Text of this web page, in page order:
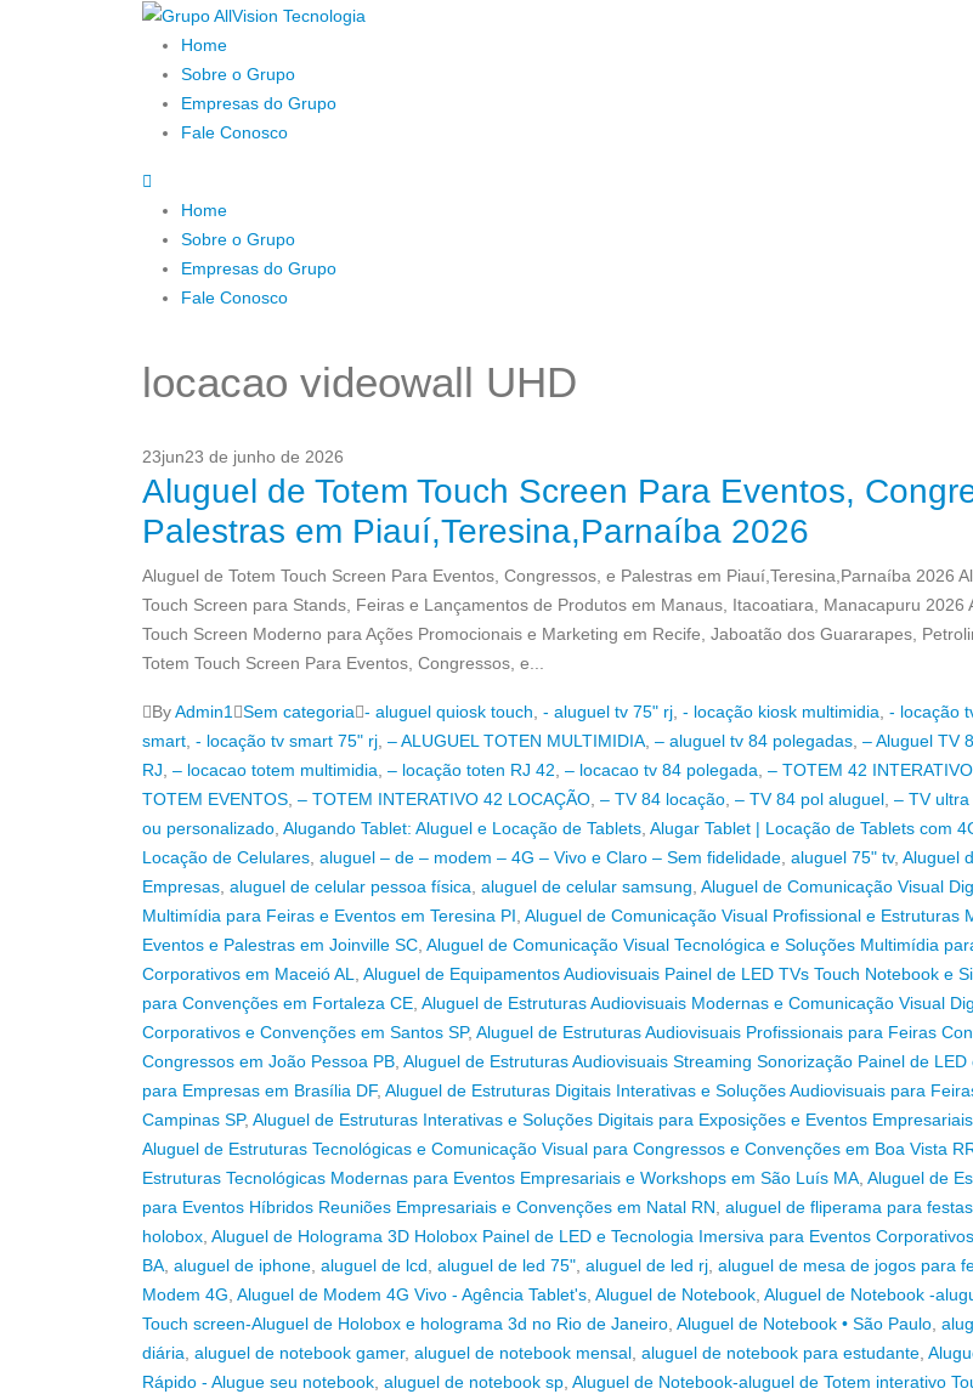
Home
Sobre o Grupo
Empresas do Grupo
Fale Conosco
Home
Sobre o Grupo
Empresas do Grupo
Fale Conosco
locacao videowall UHD
23jun23 de junho de 2026
Aluguel de Totem Touch Screen Para Eventos,
Palestras em Piauí,Teresina,Parnaíba 2026
Aluguel de Totem Touch Screen Para Eventos, Congressos, e Palestras em Piauí,Teresina,Parnaíba 2026
Touch Screen para Stands, Feiras e Lançamentos de Produtos em Manaus, Itacoatiara, Manacapuru 2026
Touch Screen Moderno para Ações Promocionais e Marketing em Recife, Jaboatão dos Guararapes,
Totem Touch Screen Para Eventos, Congressos, e...
ByAdmin1 Sem categoria - aluguel quiosk touch, - aluguel tv 75" rj, - locação kiosk multimidia, - locação
smart, - locação tv smart 75" rj, – ALUGUEL TOTEN MULTIMIDIA, – aluguel tv 84 polegadas, – Aluguel TV
RJ, – locacao totem multimidia, – locação toten RJ 42, – locacao tv 84 polegada, – TOTEM 42
TOTEM EVENTOS, – TOTEM INTERATIVO 42 LOCAÇÃO, – TV 84 locação, – TV 84 pol aluguel, – TV
ou personalizado, Alugando Tablet: Aluguel e Locação de Tablets, Alugar Tablet | Locação de Tablets com
Locação de Celulares, aluguel – de – modem – 4G – Vivo e Claro – Sem fidelidade, aluguel 75" tv, Aluguel
Empresas, aluguel de celular pessoa física, aluguel de celular samsung, Aluguel de Comunicação Visual
Multimídia para Feiras e Eventos em Teresina PI, Aluguel de Comunicação Visual Profissional e Estruturas
Eventos e Palestras em Joinville SC, Aluguel de Comunicação Visual Tecnológica e Soluções Multimídia
Corporativos em Maceió AL, Aluguel de Equipamentos Audiovisuais Painel de LED TVs Touch Notebook e
para Convenções em Fortaleza CE, Aluguel de Estruturas Audiovisuais Modernas e Comunicação Visual
Corporativos e Convenções em Santos SP, Aluguel de Estruturas Audiovisuais Profissionais para Feiras
Congressos em João Pessoa PB, Aluguel de Estruturas Audiovisuais Streaming Sonorização Painel de
para Empresas em Brasília DF, Aluguel de Estruturas Digitais Interativas e Soluções Audiovisuais para
Campinas SP, Aluguel de Estruturas Interativas e Soluções Digitais para Exposições e Eventos
Aluguel de Estruturas Tecnológicas e Comunicação Visual para Congressos e Convenções em Boa Vista
Estruturas Tecnológicas Modernas para Eventos Empresariais e Workshops em São Luís MA, Aluguel de
para Eventos Híbridos Reuniões Empresariais e Convenções em Natal RN, aluguel de fliperama para
holobox, Aluguel de Holograma 3D Holobox Painel de LED e Tecnologia Imersiva para Eventos
BA, aluguel de iphone, aluguel de lcd, aluguel de led 75", aluguel de led rj, aluguel de mesa de jogos para
Modem 4G, Aluguel de Modem 4G Vivo - Agência Tablet's, Aluguel de Notebook, Aluguel de Notebook -
Touch screen-Aluguel de Holobox e holograma 3d no Rio de Janeiro, Aluguel de Notebook • São Paulo,
diária, aluguel de notebook gamer, aluguel de notebook mensal, aluguel de notebook para estudante,
Rápido - Alugue seu notebook, aluguel de notebook sp, Aluguel de Notebook-aluguel de Totem interativo